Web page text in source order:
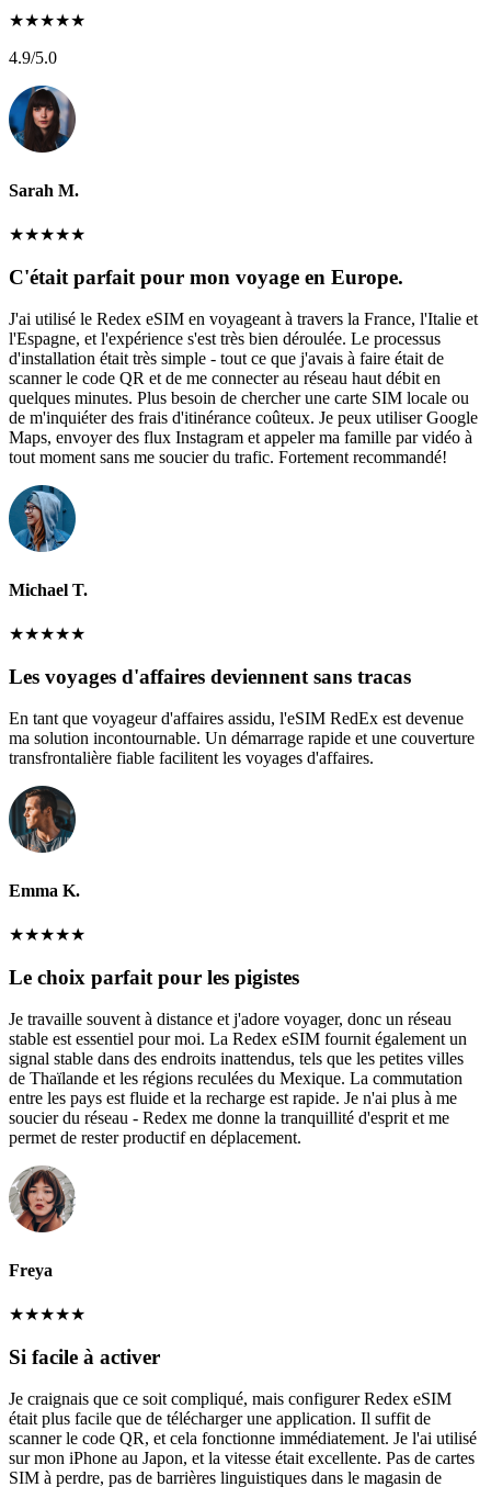
★★★★★
4.9/5.0
Sarah M.
★★★★★
C'était parfait pour mon voyage en Europe.
J'ai utilisé le Redex eSIM en voyageant à travers la France, l'Italie et
l'Espagne, et l'expérience s'est très bien déroulée. Le processus
d'installation était très simple - tout ce que j'avais à faire était de
scanner le code QR et de me connecter au réseau haut débit en
quelques minutes. Plus besoin de chercher une carte SIM locale ou
de m'inquiéter des frais d'itinérance coûteux. Je peux utiliser Google
Maps, envoyer des flux Instagram et appeler ma famille par vidéo à
tout moment sans me soucier du trafic. Fortement recommandé!
Michael T.
★★★★★
Les voyages d'affaires deviennent sans tracas
En tant que voyageur d'affaires assidu, l'eSIM RedEx est devenue
ma solution incontournable. Un démarrage rapide et une couverture
transfrontalière fiable facilitent les voyages d'affaires.
Emma K.
★★★★★
Le choix parfait pour les pigistes
Je travaille souvent à distance et j'adore voyager, donc un réseau
stable est essentiel pour moi. La Redex eSIM fournit également un
signal stable dans des endroits inattendus, tels que les petites villes
de Thaïlande et les régions reculées du Mexique. La commutation
entre les pays est fluide et la recharge est rapide. Je n'ai plus à me
soucier du réseau - Redex me donne la tranquillité d'esprit et me
permet de rester productif en déplacement.
Freya
★★★★★
Si facile à activer
Je craignais que ce soit compliqué, mais configurer Redex eSIM
était plus facile que de télécharger une application. Il suffit de
scanner le code QR, et cela fonctionne immédiatement. Je l'ai utilisé
sur mon iPhone au Japon, et la vitesse était excellente. Pas de cartes
SIM à perdre, pas de barrières linguistiques dans le magasin de